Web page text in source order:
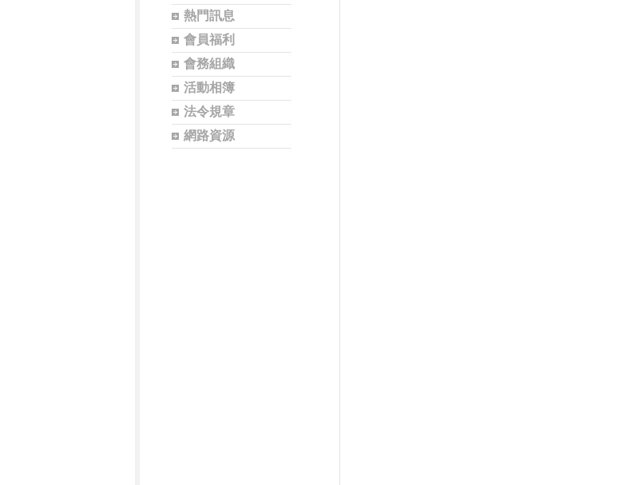
熱門訊息
會員福利
會務組織
活動相簿
法令規章
網路資源